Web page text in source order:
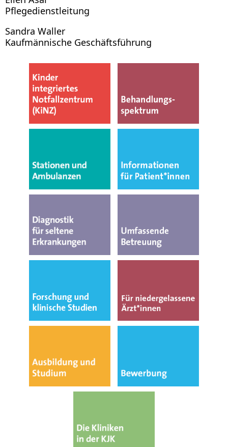
Pflegedienstleitung
Sandra Waller
Kaufmännische Geschäftsführung